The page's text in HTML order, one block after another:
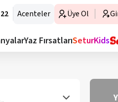
Acenteler Üye Ol
Yaz FırsatlarıSeturKids